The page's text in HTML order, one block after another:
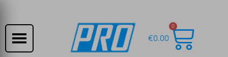
€0.00
0